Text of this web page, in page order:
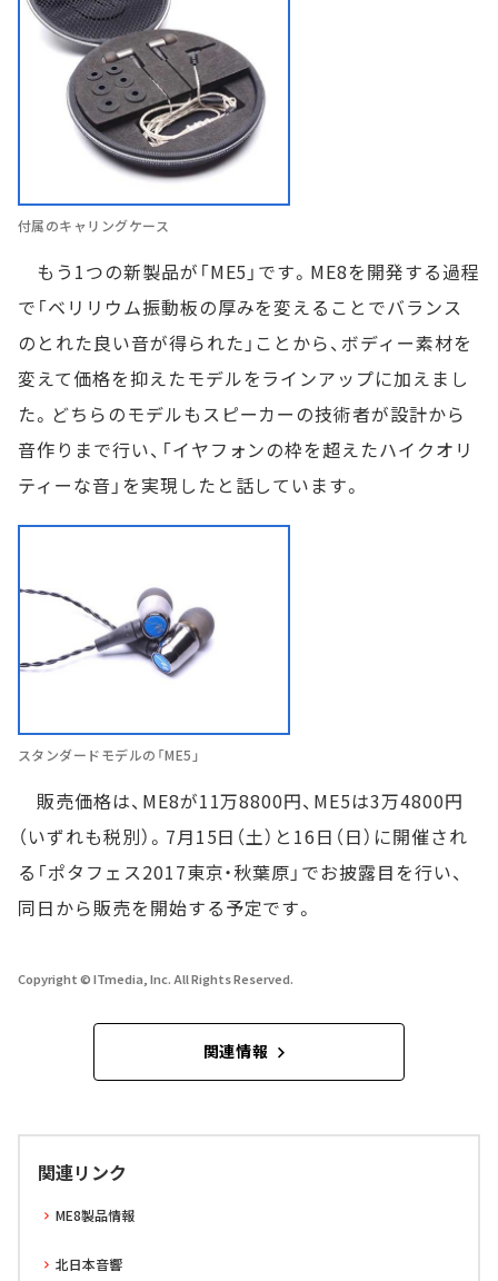
付属のキャリングケース
もう1つの新製品が「ME5」です。ME8を開発する過程
で「ベリリウム振動板の厚みを変えることでバランス
のとれた良い音が得られた」ことから、ボディー素材を
変えて価格を抑えたモデルをラインアップに加えまし
た。どちらのモデルもスピーカーの技術者が設計から
音作りまで行い、「イヤフォンの枠を超えたハイクオリ
ティーな音」を実現したと話しています。
スタンダードモデルの「ME5」
販売価格は、ME8が11万8800円、ME5は3万4800円
（いずれも税別）。7月15日（土）と16日（日）に開催され
る「ポタフェス2017東京・秋葉原」でお披露目を行い、
同日から販売を開始する予定です。
Copyright © ITmedia, Inc. All Rights Reserved.
関連情報
関連リンク
ME8製品情報
北日本音響